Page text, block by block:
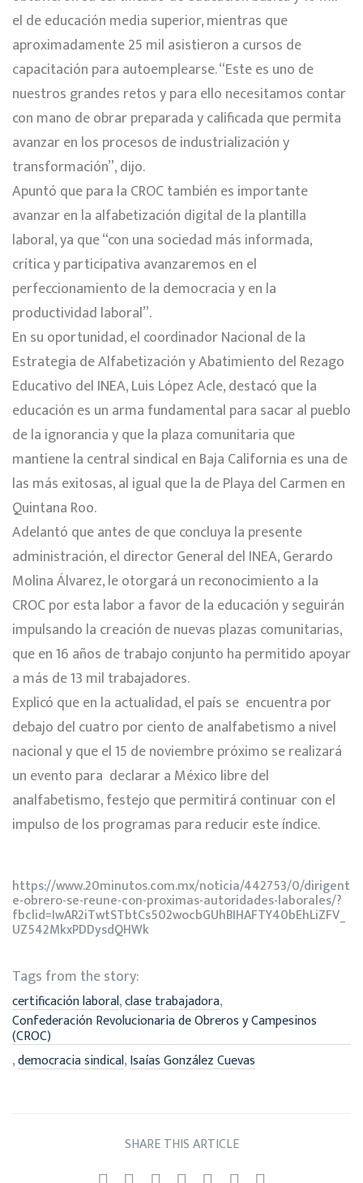
el de educación media superior, mientras que
aproximadamente 25 mil asistieron a cursos de
capacitación para autoemplearse. “Este es uno de
nuestros grandes retos y para ello necesitamos contar
con mano de obrar preparada y calificada que permita
avanzar en los procesos de industrialización y
transformación”, dijo.
Apuntó que para la CROC también es importante
avanzar en la alfabetización digital de la plantilla
laboral, ya que “con una sociedad más informada,
crítica y participativa avanzaremos en el
perfeccionamiento de la democracia y en la
productividad laboral”.
En su oportunidad, el coordinador Nacional de la
Estrategia de Alfabetización y Abatimiento del Rezago
Educativo del INEA, Luis López Acle, destacó que la
educación es un arma fundamental para sacar al pueblo
de la ignorancia y que la plaza comunitaria que
mantiene la central sindical en Baja California es una de
las más exitosas, al igual que la de Playa del Carmen en
Quintana Roo.
Adelantó que antes de que concluya la presente
administración, el director General del INEA, Gerardo
Molina Álvarez, le otorgará un reconocimiento a la
CROC por esta labor a favor de la educación y seguirán
impulsando la creación de nuevas plazas comunitarias,
que en 16 años de trabajo conjunto ha permitido apoyar
a más de 13 mil trabajadores.
Explicó que en la actualidad, el país se encuentra por
debajo del cuatro por ciento de analfabetismo a nivel
nacional y que el 15 de noviembre próximo se realizará
un evento para declarar a México libre del
analfabetismo, festejo que permitirá continuar con el
impulso de los programas para reducir este índice.
https://www.20minutos.com.mx/noticia/442753/0/dirigent
e-obrero-se-reune-con-proximas-autoridades-laborales/?
fbclid=IwAR2iTwtSTbtCs502wocbGUhBIHAFTY40bEhLiZFV_
UZ542MkxPDDysdQHWk
Tags from the story:
certificación laboral,clase trabajadora,
Confederación Revolucionaria de Obreros y Campesinos
(CROC)
,democracia sindical,Isaías González Cuevas
SHARE THIS ARTICLE